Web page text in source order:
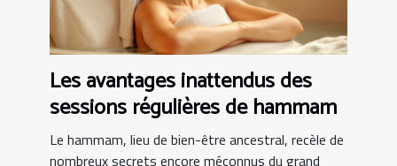
Les avantages inattendus des
sessions régulières de hammam
Le hammam, lieu de bien-être ancestral, recèle de
nombreux secrets encore méconnus du grand